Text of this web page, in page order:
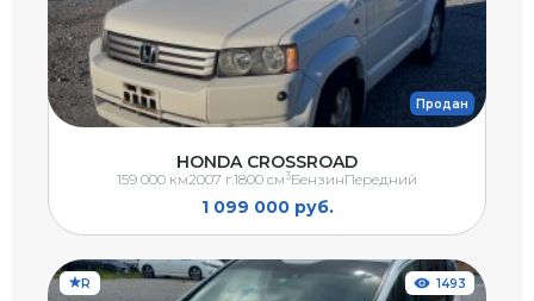
Продан
HONDA CROSSROAD
1 099 000 руб.
159 000 км2007 г.1800 см3БензинПередний
R 1493